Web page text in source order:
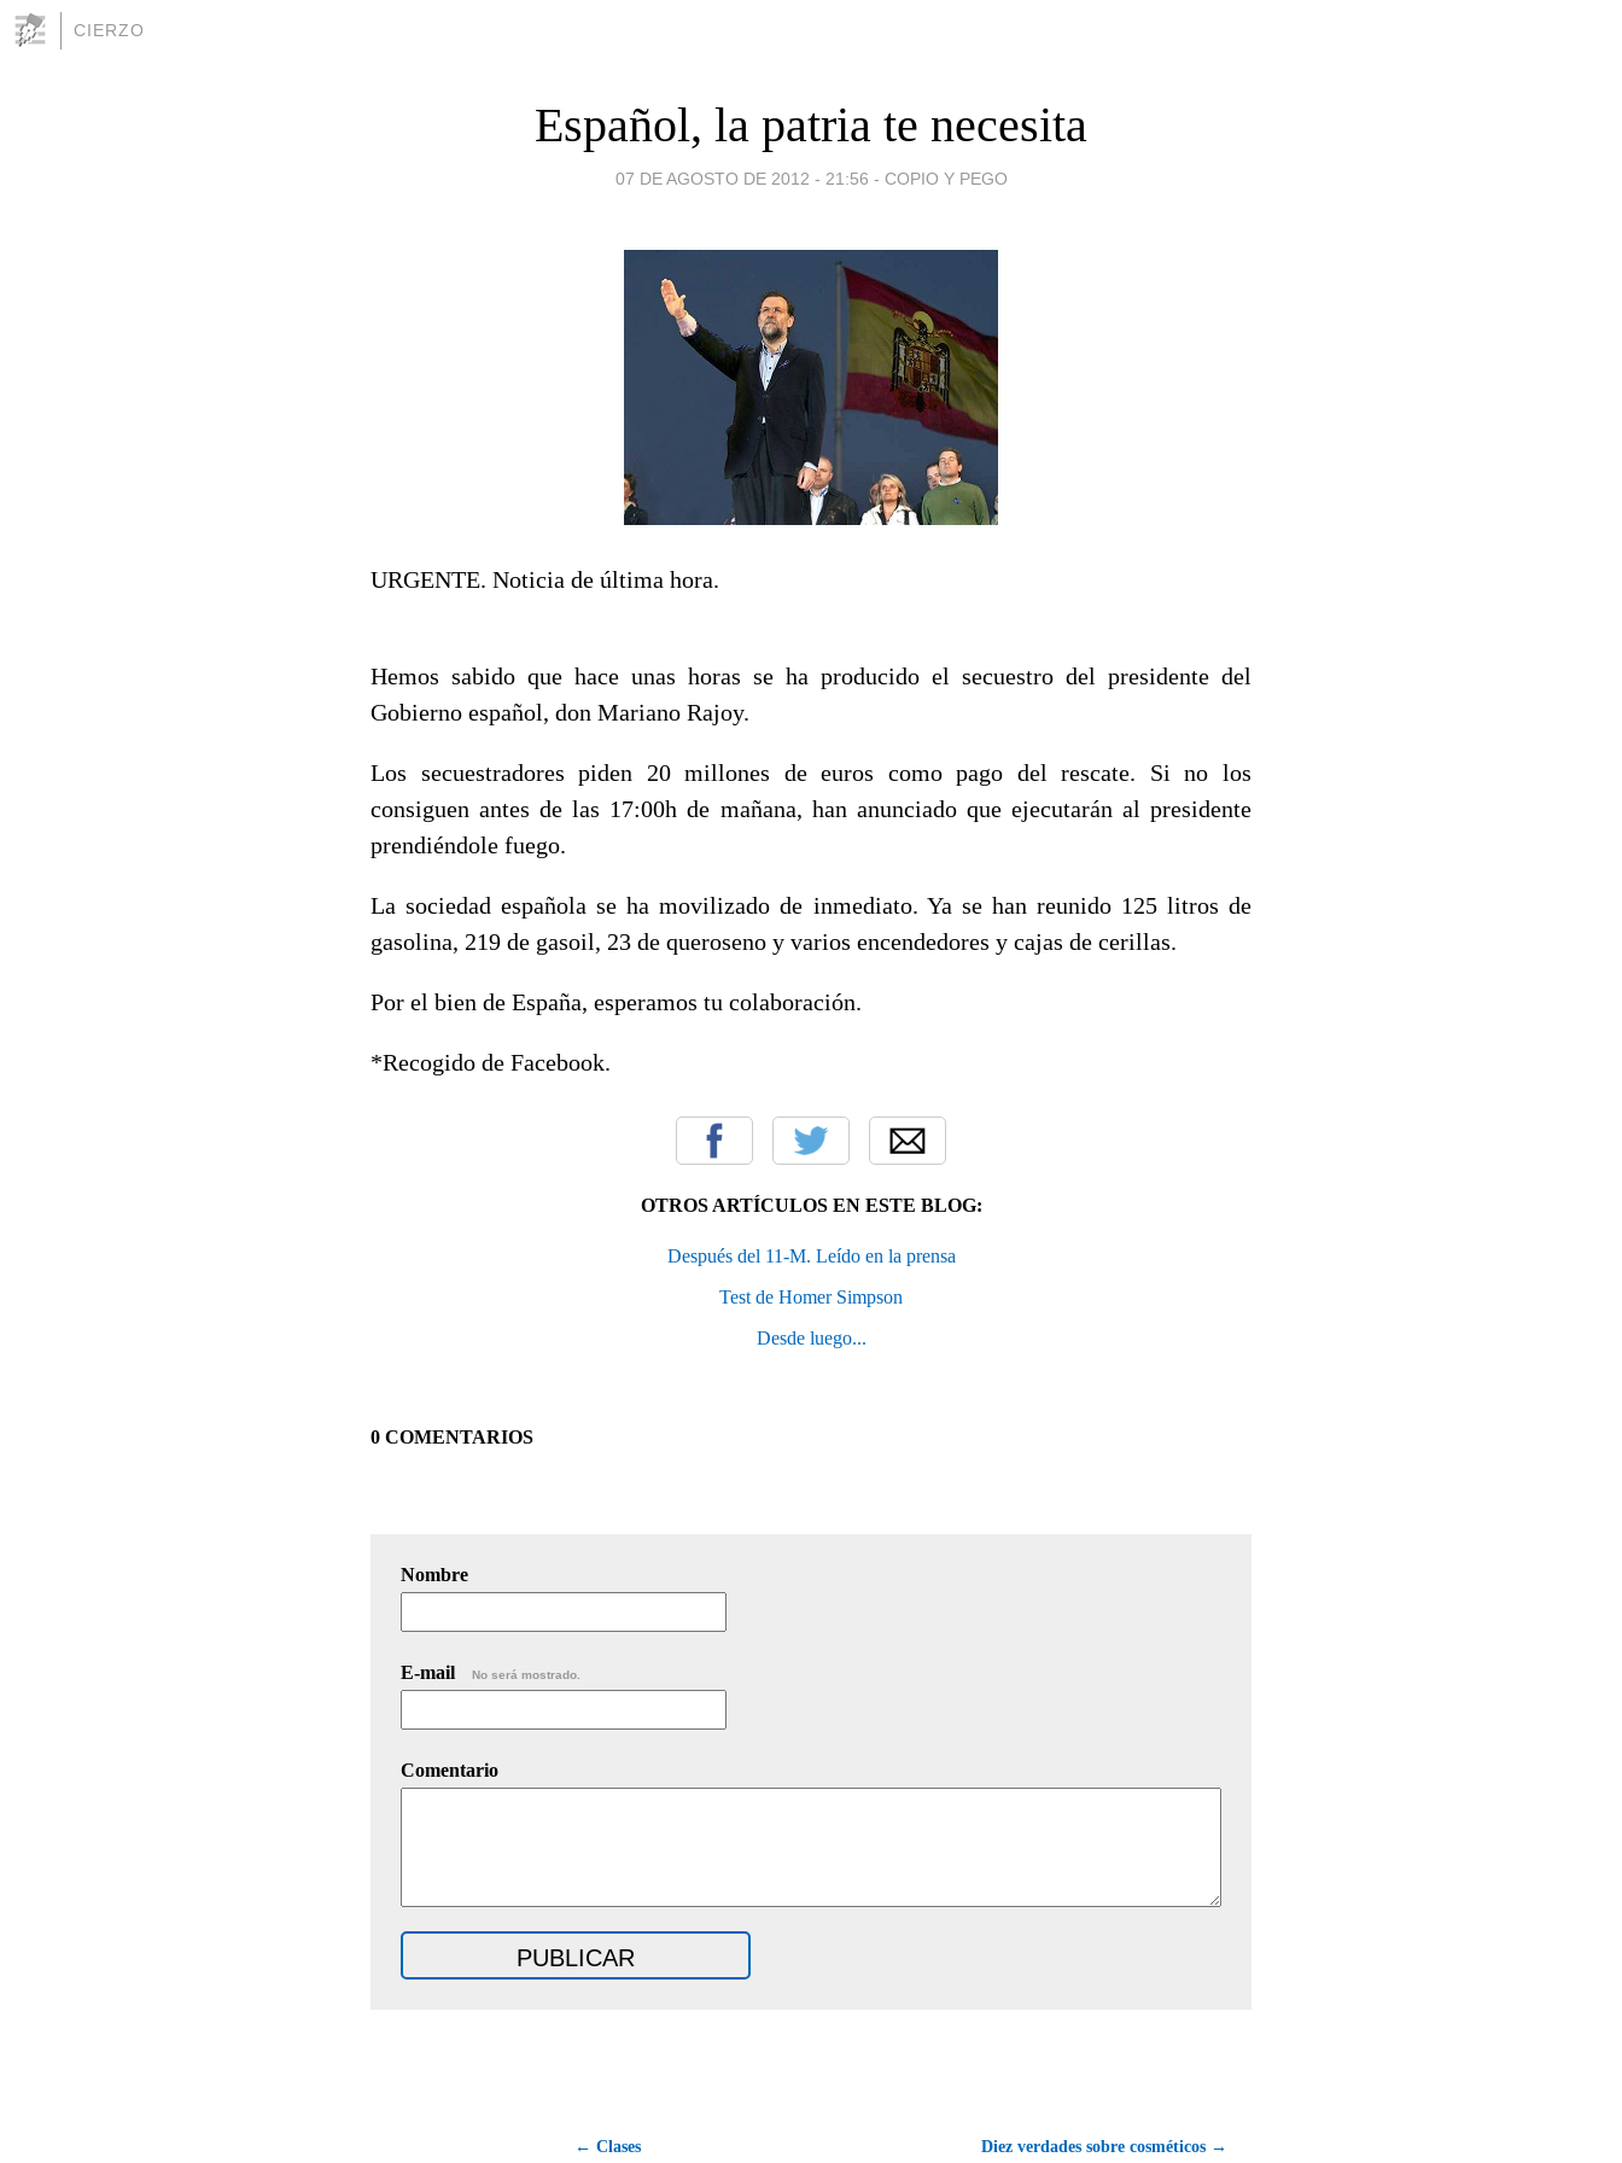
CIERZO
Español, la patria te necesita
07 DE AGOSTO DE 2012 - 21:56 - COPIO Y PEGO
URGENTE. Noticia de última hora.
Hemos sabido que hace unas horas se ha producido el secuestro del presidente del
Gobierno español, don Mariano Rajoy.
Los secuestradores piden 20 millones de euros como pago del rescate. Si no los
consiguen antes de las 17:00h de mañana, han anunciado que ejecutarán al presidente
prendiéndole fuego.
La sociedad española se ha movilizado de inmediato. Ya se han reunido 125 litros de
gasolina, 219 de gasoil, 23 de queroseno y varios encendedores y cajas de cerillas.
Por el bien de España, esperamos tu colaboración.
*Recogido de Facebook.
OTROS ARTÍCULOS EN ESTE BLOG:
Después del 11-M. Leído en la prensa
Test de Homer Simpson
Desde luego...
0 COMENTARIOS
Nombre
E-mail No será mostrado.
Comentario
← Clases Diez verdades sobre cosméticos →